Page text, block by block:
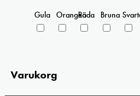
Gula OrangeaRöda Bruna
Varukorg